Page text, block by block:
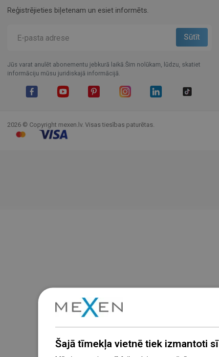
Reģistrējieties biļetenam un esiet informēts.
Jūs varat anulēt abonementu jebkurā laikā.Šim nolūkam, lūdzu, skatiet
informāciju mūsu juridiskajā informācijā.
2026 © Copyright mexen.lv. Visas tiesības paturētas.
Šajā tīmekļa vietnē tiek izmantoti